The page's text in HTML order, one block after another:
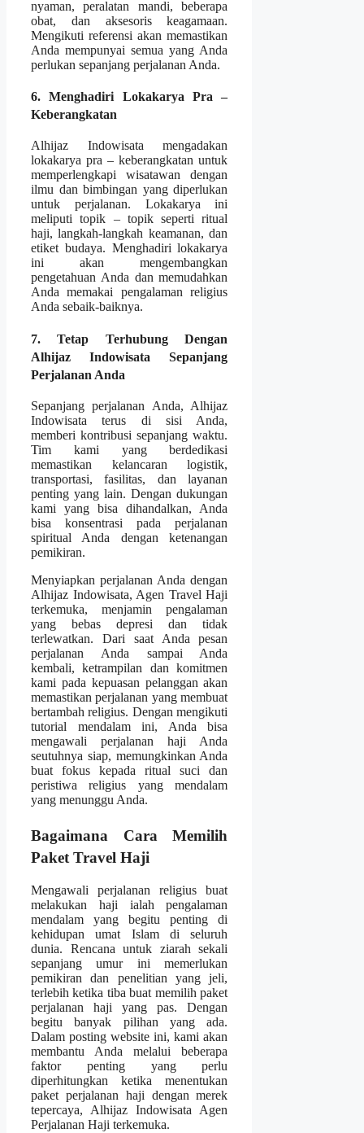
nyaman, peralatan mandi, beberapa
obat, dan aksesoris keagamaan.
Mengikuti referensi akan memastikan
Anda mempunyai semua yang Anda
perlukan sepanjang perjalanan Anda.
6. Menghadiri Lokakarya Pra –
Keberangkatan
Alhijaz Indowisata mengadakan
lokakarya pra – keberangkatan untuk
memperlengkapi wisatawan dengan
ilmu dan bimbingan yang diperlukan
untuk perjalanan. Lokakarya ini
meliputi topik – topik seperti ritual
haji, langkah-langkah keamanan, dan
etiket budaya. Menghadiri lokakarya
ini akan mengembangkan
pengetahuan Anda dan memudahkan
Anda memakai pengalaman religius
Anda sebaik-baiknya.
7. Tetap Terhubung Dengan
Alhijaz Indowisata Sepanjang
Perjalanan Anda
Sepanjang perjalanan Anda, Alhijaz
Indowisata terus di sisi Anda,
memberi kontribusi sepanjang waktu.
Tim kami yang berdedikasi
memastikan kelancaran logistik,
transportasi, fasilitas, dan layanan
penting yang lain. Dengan dukungan
kami yang bisa dihandalkan, Anda
bisa konsentrasi pada perjalanan
spiritual Anda dengan ketenangan
pemikiran.
Menyiapkan perjalanan Anda dengan
Alhijaz Indowisata, Agen Travel Haji
terkemuka, menjamin pengalaman
yang bebas depresi dan tidak
terlewatkan. Dari saat Anda pesan
perjalanan Anda sampai Anda
kembali, ketrampilan dan komitmen
kami pada kepuasan pelanggan akan
memastikan perjalanan yang membuat
bertambah religius. Dengan mengikuti
tutorial mendalam ini, Anda bisa
mengawali perjalanan haji Anda
seutuhnya siap, memungkinkan Anda
buat fokus kepada ritual suci dan
peristiwa religius yang mendalam
yang menunggu Anda.
Bagaimana Cara Memilih
Paket Travel Haji
Mengawali perjalanan religius buat
melakukan haji ialah pengalaman
mendalam yang begitu penting di
kehidupan umat Islam di seluruh
dunia. Rencana untuk ziarah sekali
sepanjang umur ini memerlukan
pemikiran dan penelitian yang jeli,
terlebih ketika tiba buat memilih paket
perjalanan haji yang pas. Dengan
begitu banyak pilihan yang ada.
Dalam posting website ini, kami akan
membantu Anda melalui beberapa
faktor penting yang perlu
diperhitungkan ketika menentukan
paket perjalanan haji dengan merek
tepercaya, Alhijaz Indowisata Agen
Perjalanan Haji terkemuka.